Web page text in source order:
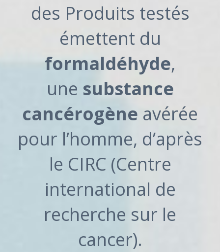
des Produits testés
émettent du
formaldéhyde,
une substance
cancérogène avérée
pour l’homme, d’après
le CIRC (Centre
international de
recherche sur le
cancer).